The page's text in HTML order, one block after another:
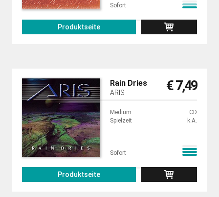
Sofort
Produktseite
Rain Dries
ARIS € 7,49
Medium
CD
Spielzeit
k.A.
Sofort
Produktseite